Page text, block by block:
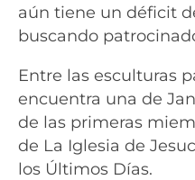
aún tiene un déficit
buscando
Entre las esculturas
encuentra una de
de las primeras
de La Iglesia de
los Últimos Días.